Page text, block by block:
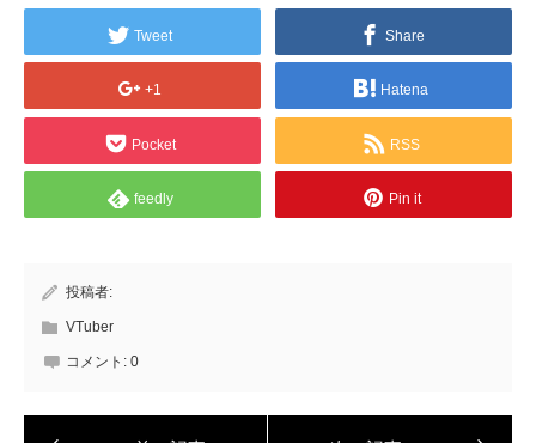
Tweet Share
+1 Hatena
Pocket RSS
feedly Pin it
投稿者:
VTuber
コメント: 0